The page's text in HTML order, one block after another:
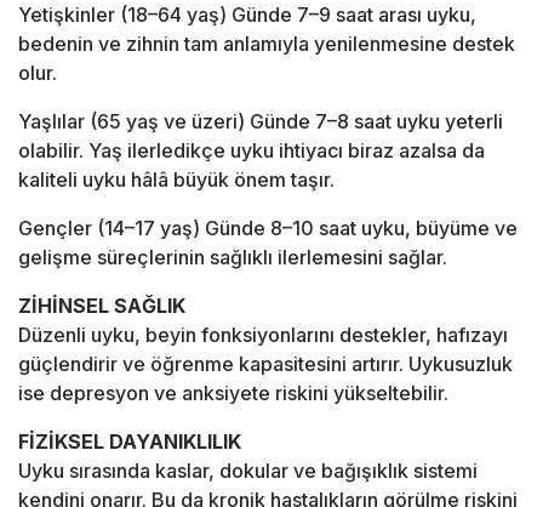
Yetişkinler (18–64 yaş) Günde 7–9 saat arası uyku,
bedenin ve zihnin tam anlamıyla yenilenmesine destek
olur.
Yaşlılar (65 yaş ve üzeri) Günde 7–8 saat uyku yeterli
olabilir. Yaş ilerledikçe uyku ihtiyacı biraz azalsa da
kaliteli uyku hâlâ büyük önem taşır.
Gençler (14–17 yaş) Günde 8–10 saat uyku, büyüme ve
gelişme süreçlerinin sağlıklı ilerlemesini sağlar.
ZİHİNSEL SAĞLIK
Düzenli uyku, beyin fonksiyonlarını destekler, hafızayı
güçlendirir ve öğrenme kapasitesini artırır. Uykusuzluk
ise depresyon ve anksiyete riskini yükseltebilir.
FİZİKSEL DAYANIKLILIK
Uyku sırasında kaslar, dokular ve bağışıklık sistemi
kendini onarır. Bu da kronik hastalıkların görülme riskini